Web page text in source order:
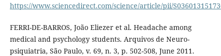
https://www.sciencedirect.com/science/article/pii/
FERRI-DE-BARROS, João Eliezer et al. Headache among
medical and psychology students. Arquivos de Neuro-
psiquiatria, São Paulo, v. 69, n. 3, p. 502-508, June 2011.